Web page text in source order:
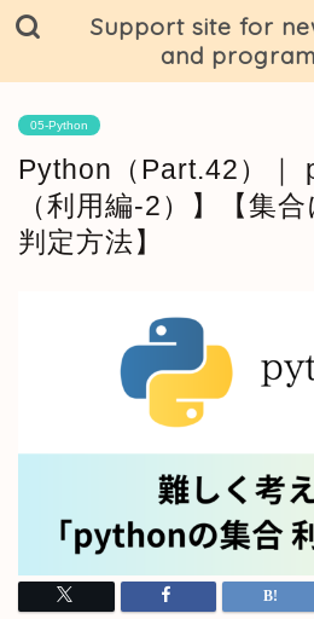
Support site for
and
05-Python
Python（Part.42）｜
（利用編-2）】【集
判定方法】